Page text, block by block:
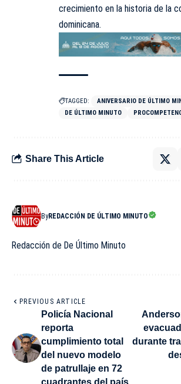
crecimiento en la historia de la
dominicana.
TAGGED:
ANIVERSARIO DE ÚLTIMO
DE ÚLTIMO MINUTO
Share This Article
ByREDACCIÓN DE ÚLTIMO MINUTO
Redacción de De Último Minuto
PREVIOUS ARTICLE
Policía Nacional
reporta
cumplimiento total
del nuevo modelo
de patrullaje en 72
cuadrantes del país
durante